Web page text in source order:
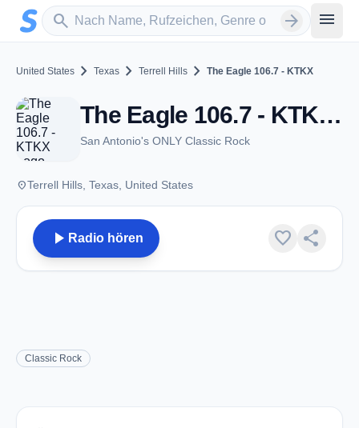
Zum Hauptinhalt springen
search
Sender suchen arrow_forward menu
United States chevron_right Texas chevron_right Terrell Hills chevron_right The Eagle 106.7 - KTKX
The Eagle 106.7 - KTKX - FM 106.7 - Terrell Hills, TX
San Antonio's ONLY Classic Rock
placeTerrell Hills, Texas, United States
play_arrow Radio hören favorite share
Classic Rock